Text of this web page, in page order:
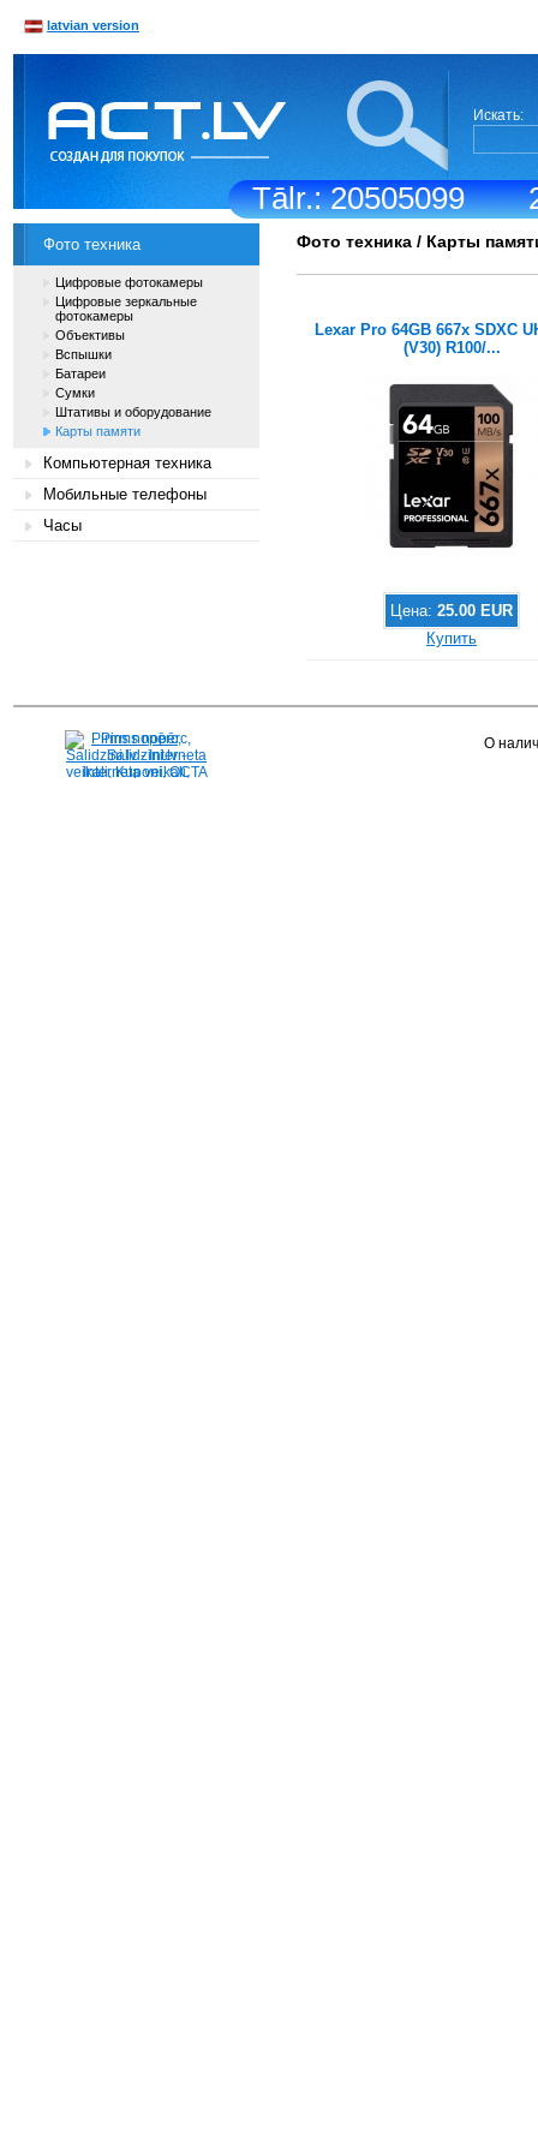
Tālr.: 20505099
latvian version
Искать:
Фото техника
Цифровые фотокамеры
Цифровые зеркальные
фотокамеры
Объективы
Вспышки
Батареи
Сумки
Штативы и оборудование
Карты памяти
Компьютерная техника
Мобильные телефоны
Часы
Фото техника / Карты
Lexar Pro 64GB 667x SDXC
(V30) R100/...
Цена: 25.00 EUR
Купить
Pirms nopērc,
Salidzini.lv - Interneta
veikali, Kuponi, OCTA
О